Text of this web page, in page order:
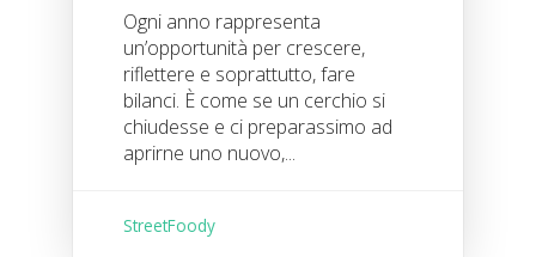
Ogni anno rappresenta
un’opportunità per crescere,
riflettere e soprattutto, fare
bilanci. È come se un cerchio si
chiudesse e ci preparassimo ad
aprirne uno nuovo,...
StreetFoody